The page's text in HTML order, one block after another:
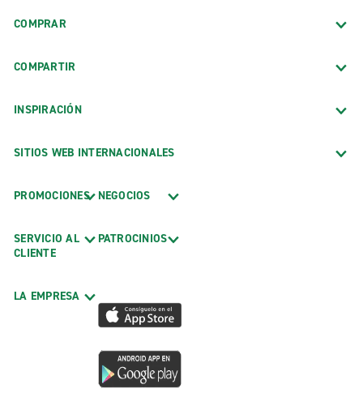
COMPRAR
COMPARTIR
INSPIRACIÓN
SITIOS WEB INTERNACIONALES
PROMOCIONES
SERVICIO AL
CLIENTE
LA EMPRESA
NEGOCIOS
PATROCINIOS